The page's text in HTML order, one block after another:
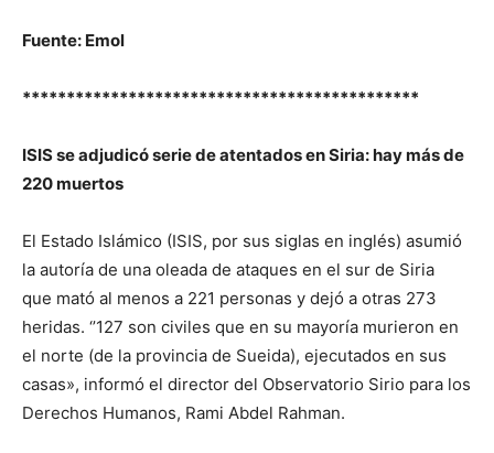
Fuente: Emol
*********************************************
ISIS se adjudicó serie de atentados en Siria: hay más de
220 muertos
El Estado Islámico (ISIS, por sus siglas en inglés) asumió
la autoría de una oleada de ataques en el sur de Siria
que mató al menos a 221 personas y dejó a otras 273
heridas. ‘’127 son civiles que en su mayoría murieron en
el norte (de la provincia de Sueida), ejecutados en sus
casas», informó el director del Observatorio Sirio para los
Derechos Humanos, Rami Abdel Rahman.